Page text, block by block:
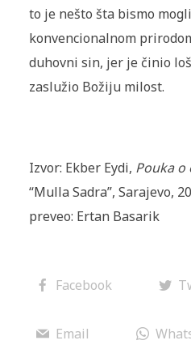
to je nešto šta bismo
konvencionalnom
duhovni sin, jer je činio
zaslužio Božiju milost.
Izvor: Ekber Eydi, Pouka o
“Mulla Sadra”, Sarajevo,
preveo: Ertan Basarik
Facebook
Email